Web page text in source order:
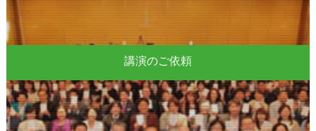
講演のご依頼